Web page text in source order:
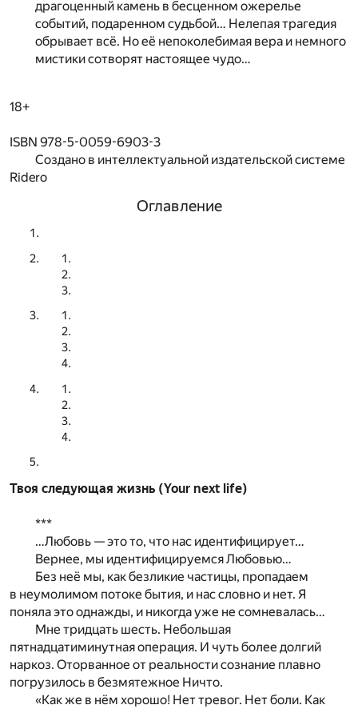
драгоценный камень в бесценном ожерелье
событий, подаренном судьбой… Нелепая трагедия
обрывает всё. Но её непоколебимая вера и немного
мистики сотворят настоящее чудо…
18+
ISBN 978-5-0059-6903-3
Создано в интеллектуальной издательской системе
Ridero
Оглавление
Твоя следующая жизнь (Your next life)
***
…Любовь — это то, что нас идентифицирует…
Вернее, мы идентифицируемся Любовью…
Без неё мы, как безликие частицы, пропадаем
в неумолимом потоке бытия, и нас словно и нет. Я
поняла это однажды, и никогда уже не сомневалась…
Мне тридцать шесть. Небольшая
пятнадцатиминутная операция. И чуть более долгий
наркоз. Оторванное от реальности сознание плавно
погрузилось в безмятежное Ничто.
«Как же в нём хорошо! Нет тревог. Нет боли. Как